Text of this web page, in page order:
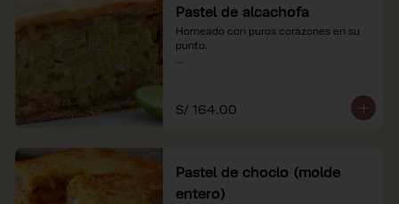
Pastel de alcachofa
Horneado con puros corazones en su
punto.
S/ 164.00
Pastel de choclo (molde
entero)